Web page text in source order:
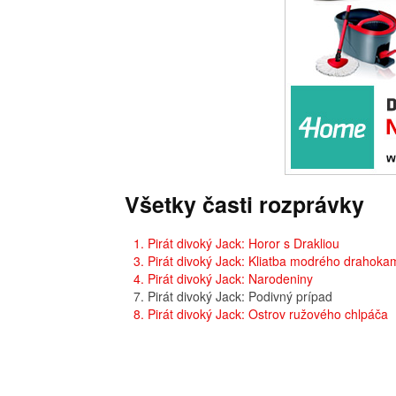
Všetky časti rozprávky
1. Pirát divoký Jack: Horor s Drakliou
3. Pirát divoký Jack: Kliatba modrého
4. Pirát divoký Jack: Narodeniny
7. Pirát divoký Jack: Podivný prípad
8. Pirát divoký Jack: Ostrov ružového chlpáča